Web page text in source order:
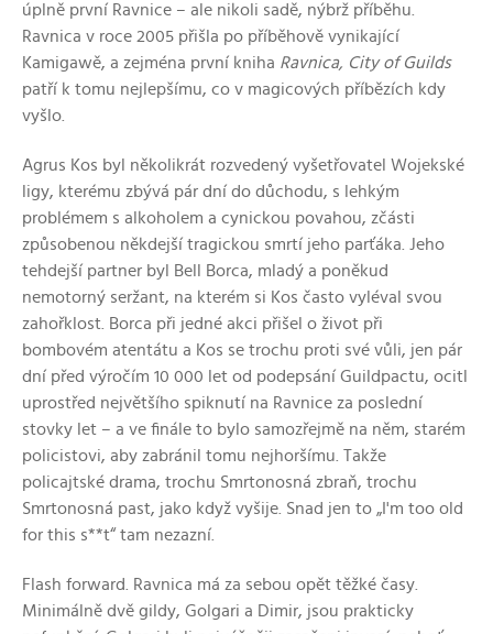
úplně první Ravnice – ale nikoli sadě, nýbrž příběhu.
Ravnica v roce 2005 přišla po příběhově vynikající
Kamigawě, a zejména první kniha Ravnica, City of Guilds
patří k tomu nejlepšímu, co v magicových příbězích kdy
vyšlo.
Agrus Kos byl několikrát rozvedený vyšetřovatel Wojekské
ligy, kterému zbývá pár dní do důchodu, s lehkým
problémem s alkoholem a cynickou povahou, zčásti
způsobenou někdejší tragickou smrtí jeho parťáka. Jeho
tehdejší partner byl Bell Borca, mladý a poněkud
nemotorný seržant, na kterém si Kos často vyléval svou
zahořklost. Borca při jedné akci přišel o život při
bombovém atentátu a Kos se trochu proti své vůli, jen pár
dní před výročím 10 000 let od podepsání Guildpactu, ocitl
uprostřed největšího spiknutí na Ravnice za poslední
stovky let – a ve finále to bylo samozřejmě na něm, starém
policistovi, aby zabránil tomu nejhoršímu. Takže
policajtské drama, trochu Smrtonosná zbraň, trochu
Smrtonosná past, jako když vyšije. Snad jen to „I'm too old
for this s**t“ tam nezazní.
Flash forward. Ravnica má za sebou opět těžké časy.
Minimálně dvě gildy, Golgari a Dimir, jsou prakticky